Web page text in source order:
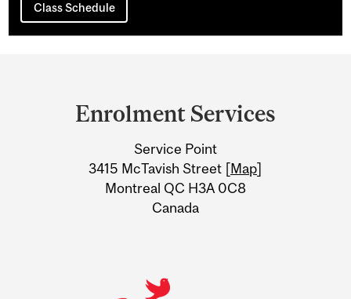
Class Schedule
Information
Enrolment Services
Service Point
3415 McTavish Street [Map]
Montreal QC H3A 0C8
Canada